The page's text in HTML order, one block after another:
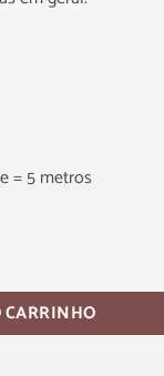
= 5 metros